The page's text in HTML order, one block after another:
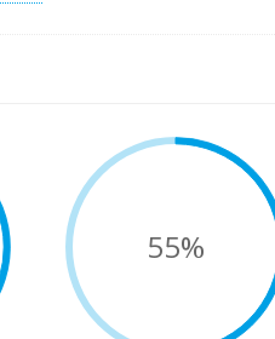
55%